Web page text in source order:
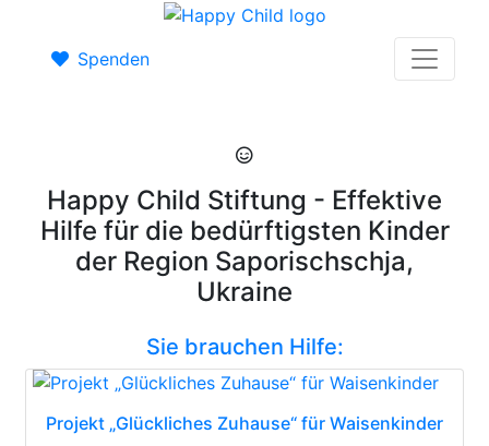
Spenden
Happy Child Stiftung - Effektive
Hilfe für die bedürftigsten Kinder
der Region Saporischschja,
Ukraine
Sie brauchen Hilfe:
Projekt „Glückliches Zuhause“ für Waisenkinder